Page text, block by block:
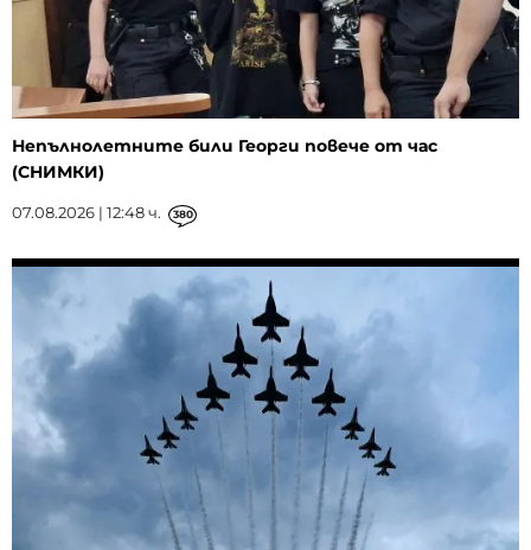
Непълнолетните били Георги повече от час
(СНИМКИ)
07.08.2026 | 12:48 ч. 380